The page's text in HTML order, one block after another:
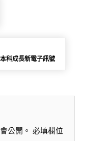
科成長新電子訊號
公開。 必填欄位